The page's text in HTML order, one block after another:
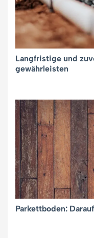
Langfristige und
gewährleisten
Parkettboden: